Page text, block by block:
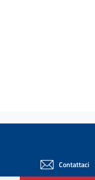
Contattaci